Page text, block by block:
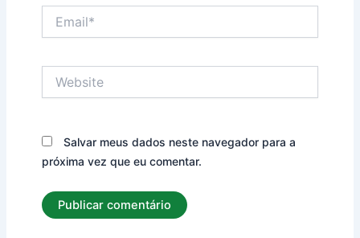
Salvar meus dados neste navegador para a
próxima vez que eu comentar.